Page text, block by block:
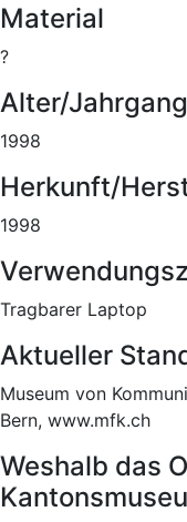
Material
?
Alter/Jahrgang
1998
Herkunft/
1998
Tragbarer Laptop
Aktueller
Museum von
Bern, www.mfk.ch
Weshalb das